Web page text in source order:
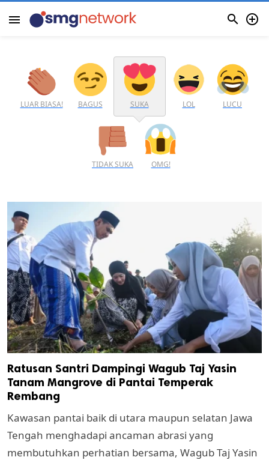
menu  
cipta.
LUAR BIASA! BAGUS SUKA LOL LUCU
TIDAK SUKA OMG!
Ratusan Santri Dampingi Wagub Taj Yasin
Tanam Mangrove di Pantai Temperak
Rembang
Kawasan pantai baik di utara maupun selatan Jawa
Tengah menghadapi ancaman abrasi yang
membutuhkan perhatian bersama, Wagub Taj Yasin